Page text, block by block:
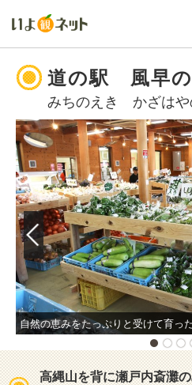
道の駅 風早
みちのえき かざはや
高縄山を背に瀬戸内斎灘